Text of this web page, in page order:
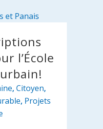
l’École
,Citoyen,
, Projets